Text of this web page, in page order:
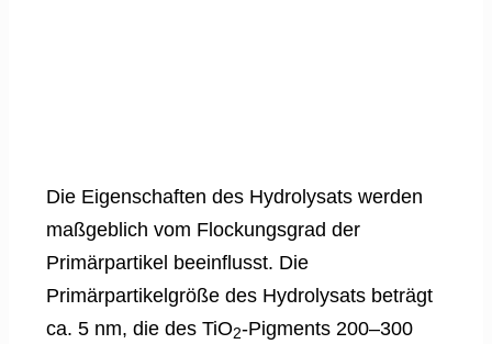
Die Eigenschaften des Hydrolysats werden
maßgeblich vom Flockungsgrad der
Primärpartikel beeinflusst. Die
Primärpartikelgröße des Hydrolysats beträgt
ca. 5 nm, die des TiO2-Pigments 200–300